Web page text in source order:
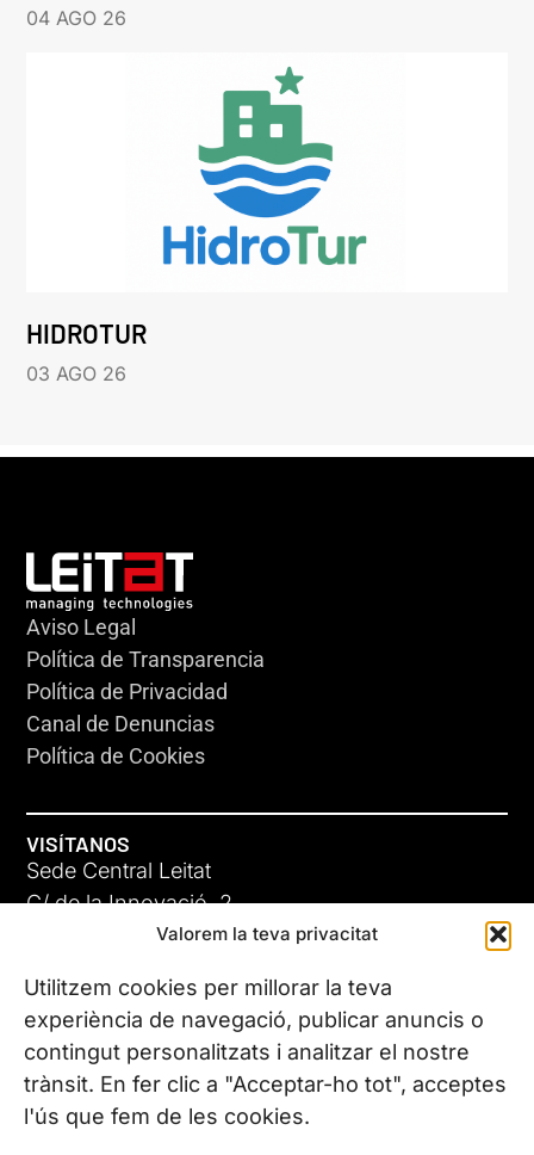
Valorem la teva privacitat
Utilitzem cookies per millorar la teva
experiència de navegació, publicar anuncis o
contingut personalitzats i analitzar el nostre
trànsit. En fer clic a "Acceptar-ho tot", acceptes
l'ús que fem de les cookies.
04 AGO 26
HIDROTUR
03 AGO 26
Aviso Legal
Política de Transparencia
Política de Privacidad
Canal de Denuncias
Política de Cookies
VISÍTANOS
Sede Central Leitat
C/ de la Innovació, 2
08225 Terrassa, (Barcelona)
Conoce todas nuestras sedes
CONTÁCTANOS
Tel. (+34) 937 882 300